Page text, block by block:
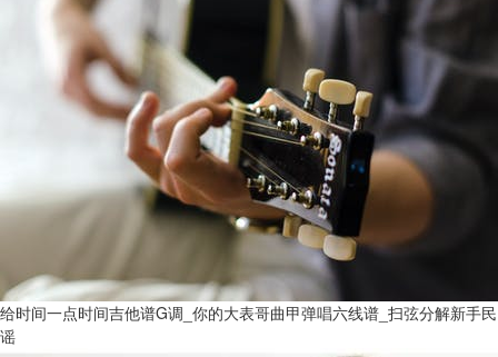
给时间一点时间吉他谱G调_你的大表哥曲甲弹唱六线谱_扫弦分解新手民
谣